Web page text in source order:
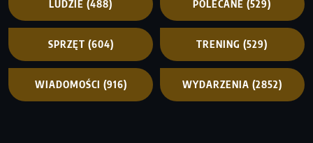
LUDZIE (488) POLECANE (529)
SPRZĘT (604) TRENING (529)
WIADOMOŚCI (916) WYDARZENIA (2852)